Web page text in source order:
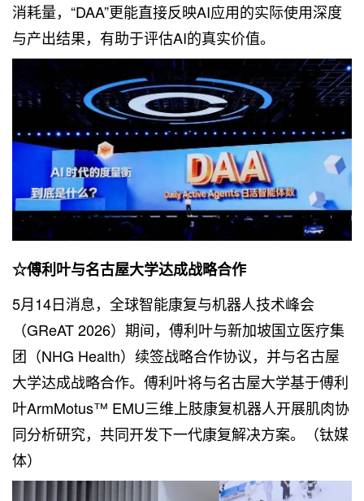
消耗量，“DAA”更能直接反映AI应用的实际使用深度
与产出结果，有助于评估AI的真实价值。
☆傅利叶与名古屋大学达成战略合作
5月14日消息，全球智能康复与机器人技术峰会
（GReAT 2026）期间，傅利叶与新加坡国立医疗集
团（NHG Health）续签战略合作协议，并与名古屋
大学达成战略合作。傅利叶将与名古屋大学基于傅利
叶ArmMotus™ EMU三维上肢康复机器人开展肌肉协
同分析研究，共同开发下一代康复解决方案。（钛媒
体）